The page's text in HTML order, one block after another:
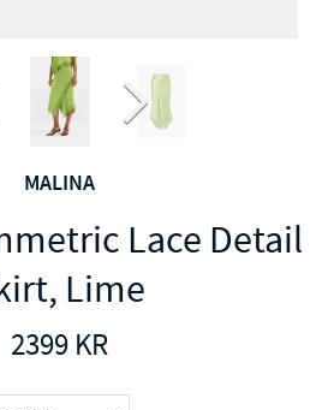
MALINA
Lace Detail
Lime
2399KR